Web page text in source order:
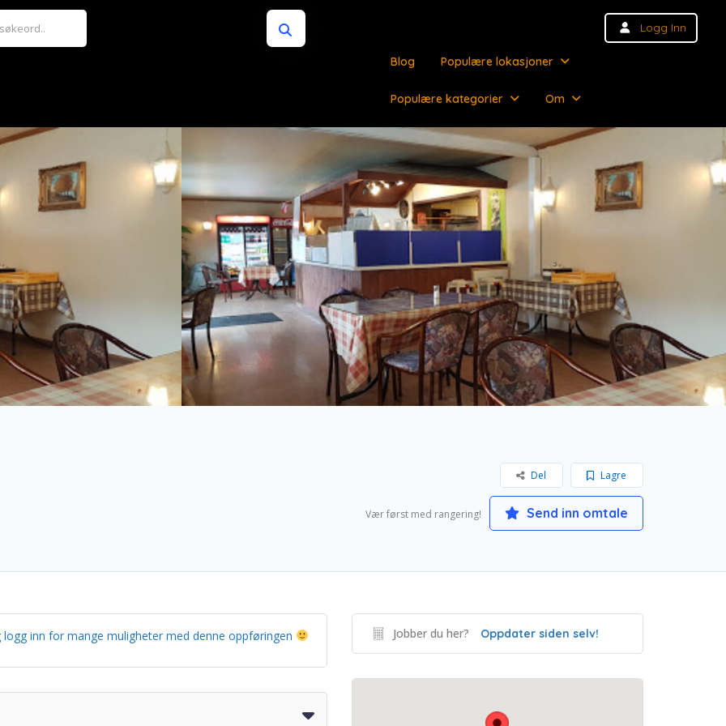
Logg Inn
Blog Populære lokasjoner
Populære kategorier Om
Lagre
Del
Vær først med rangering! Send inn omtale
inn for mange muligheter med denne oppføringen Jobber du her? Oppdater siden selv!